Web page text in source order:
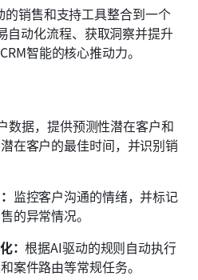
销售和支持工具整合到一个
自动化流程、获取洞察并提升
智能的核心推动力。
数据，提供预测性潜在客户和
在客户的最佳时间，并识别销
监控客户沟通的情绪，并标记
的异常情况。
：根据AI驱动的规则自动执行
案件路由等常规任务。